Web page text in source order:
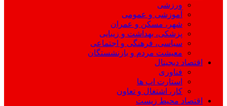
ورزشی
آموزشی و عمومی
شهر، مسکن و عمران
پزشکی، بهداشت و زیبایی
سیاسی، فرهنگی و اجتماعی
معیشت مردم و بازنشستگان
اقتصاد دیجیتال
فناوری
استارت اپ ها
کار، اشتغال و تعاون
اقتصاد محیط زیست